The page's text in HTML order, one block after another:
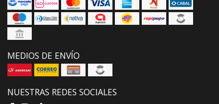
MEDIOS DE ENVÍO
NUESTRAS REDES SOCIALES